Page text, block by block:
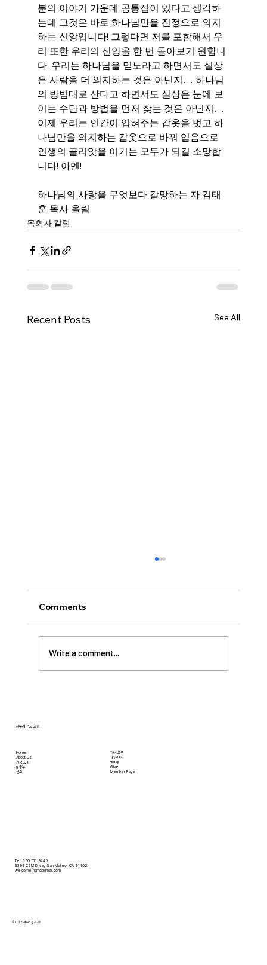
분의 이야기 가운데 공통점이 있다고 생각하
는데 그것은 바로 하나님만을 진정으로 의지
하는 신앙입니다! 그렇다면 저를 포함해서 우
리 또한 우리의 신앙을 한 번 돌아보기 원합니
다. 우리는 하나님을 믿노라고 하면서도 실상
은 사람을 더 의지하는 것은 아닌지… 하나님
의 방법대로 산다고 하면서도 실상은 눈에 보
이는 수단과 방법을 먼저 찾는 것은 아닌지…
이제 우리는 인간이 입혀주는 갑옷을 벗고 하
나님만을 의지하는 갑옷으로 바꿔 입음으로
인생의 골리앗을 이기는 모두가 되길 소망합
니다! 아멘!
하나님의 사랑을 무엇보다 갈망하는 자 김태
훈 목사 올림
목회자 칼럼
Recent Posts See All
오늘날 성도로서 올바른 신앙생활을 하는 데 걸
림돌이 되는 세 가지가 있습니다. 첫째는 안일주
의입니다. 산업혁명 이후 급속도로 발전한 물질
문명은 우리의 삶을 매우 편리하게 만들어 주었
Comments
Write a comment...
Home
About Us
​가정 교회
​삶공부
​선교
자녀 교육
새누리터
영어부
Give
Member Page
Tel. 650.571.9445
3399 CSM Drive, San Mateo, CA 94402
welcome.ncmc@gmail.com
© 2026 새누리 선교 교회
새누리 선교 교회